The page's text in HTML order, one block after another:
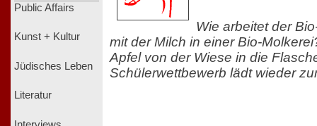
Public Affairs
Kunst + Kultur
Jüdisches Leben
Literatur
Wie arbeitet der
mit der Milch in einer Bio-
Apfel von der Wiese in die
Schülerwettbewerb lädt wieder